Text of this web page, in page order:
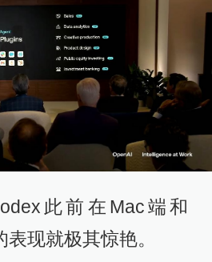
此前在Mac端和
现就极其惊艳。